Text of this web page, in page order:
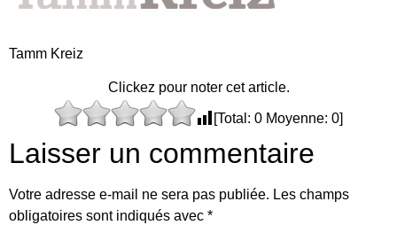
Tamm Kreiz
Clickez pour noter cet article.
[Total: 0 Moyenne: 0]
Laisser un commentaire
Votre adresse e-mail ne sera pas publiée. Les champs
obligatoires sont indiqués avec *